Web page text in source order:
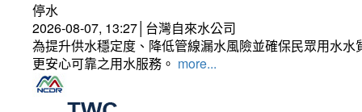
停水
2026-08-07, 13:27│台灣自來水公司
為提升供水穩定度、降低管線漏水風險並確保民眾用水
更安心可靠之用水服務。 more...